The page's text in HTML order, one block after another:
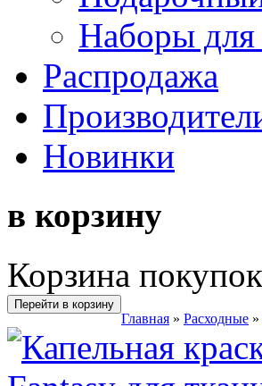
Наборы для
Распродажа
Новинки
в корзину
Корзина покупок
Перейти в корзину
Главная » Расходные »